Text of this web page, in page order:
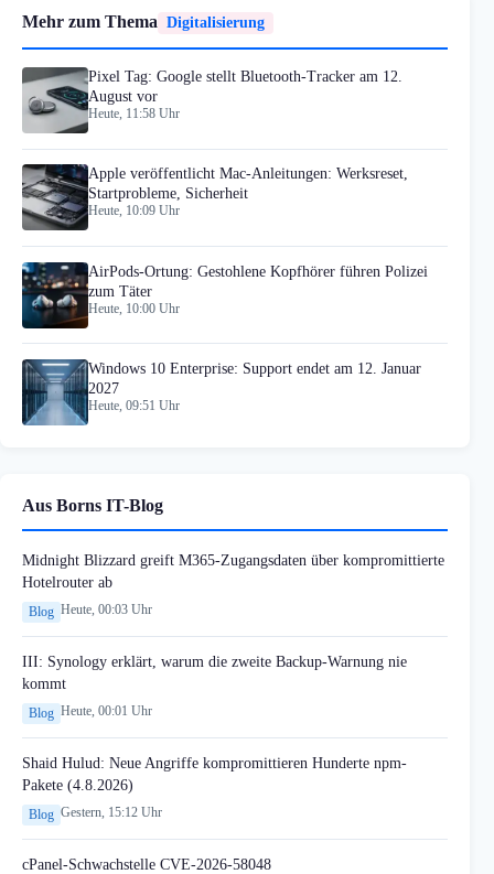
Mehr zum Thema Digitalisierung
Pixel Tag: Google stellt Bluetooth-Tracker am 12.
August vor
Heute, 11:58 Uhr
Apple veröffentlicht Mac-Anleitungen: Werksreset,
Startprobleme, Sicherheit
Heute, 10:09 Uhr
AirPods-Ortung: Gestohlene Kopfhörer führen Polizei
zum Täter
Heute, 10:00 Uhr
Windows 10 Enterprise: Support endet am 12. Januar
2027
Heute, 09:51 Uhr
Aus Borns IT-Blog
Midnight Blizzard greift M365-Zugangsdaten über kompromittierte
Hotelrouter ab
Blog Heute, 00:03 Uhr
III: Synology erklärt, warum die zweite Backup-Warnung nie
kommt
Blog Heute, 00:01 Uhr
Shaid Hulud: Neue Angriffe kompromittieren Hunderte npm-
Pakete (4.8.2026)
Blog Gestern, 15:12 Uhr
cPanel-Schwachstelle CVE-2026-58048